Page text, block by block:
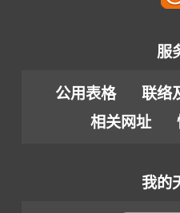
服
公用表格 联络
相关网址
我的